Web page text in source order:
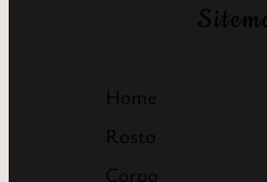
Home
Rosto
Corpo